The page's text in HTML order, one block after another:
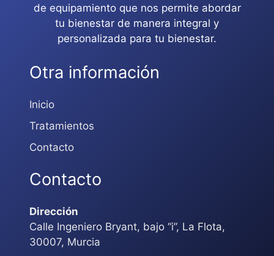
de equipamiento que nos permite abordar
tu bienestar de manera integral y
personalizada para tu bienestar.
Otra información
Inicio
Tratamientos
Contacto
Contacto
Dirección
Calle Ingeniero Bryant, bajo “i”, La Flota,
30007, Murcia